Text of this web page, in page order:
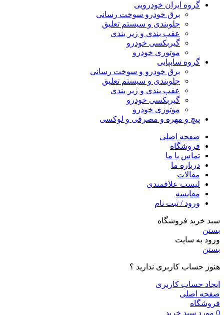
گروه ایران خودرویی
برق خودرو سوخت رسانی
جلوبندی و سیستم تعلیق
عقب بندی و زیر بندی
گیربکسی خودرو
موتوری خودرو
گروه سایپایی
برق خودرو و سوخت رسانی
جلوبندی و سیستم تعلیق
عقب بندی و زیر بندی
گیربکسی خودرو
موتوری خودرو
پیچ و مهره و مصرفی و لوکسی
صفحه اصلی
فروشگاه
تماس با ما
درباره ما
مقالات
لیست علاقمندی
مقایسه
ورود / ثبت نام
سبد خرید فروشگاه
بستن
ورود به سایت
بستن
هنوز حساب کاربری ندارید ؟
ایجاد حساب کاربری
صفحه اصلی
فروشگاه
0 مورد سبد خرید